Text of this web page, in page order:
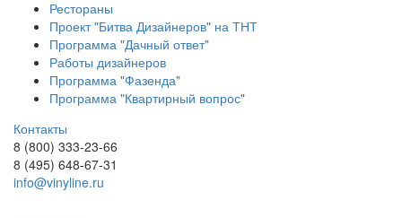
Рестораны
Проект "Битва Дизайнеров" на ТНТ
Программа "Дачный ответ"
Работы дизайнеров
Программа "Фазенда"
Программа "Квартирный вопрос"
Контакты
8 (800) 333-23-66
8 (495) 648-67-31
info@vinyline.ru